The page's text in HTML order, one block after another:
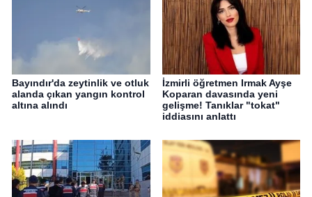
Bayındır'da zeytinlik ve otluk
alanda çıkan yangın kontrol
altına alındı
İzmirli öğretmen Irmak Ayşe
Koparan davasında yeni
gelişme! Tanıklar "tokat"
iddiasını anlattı